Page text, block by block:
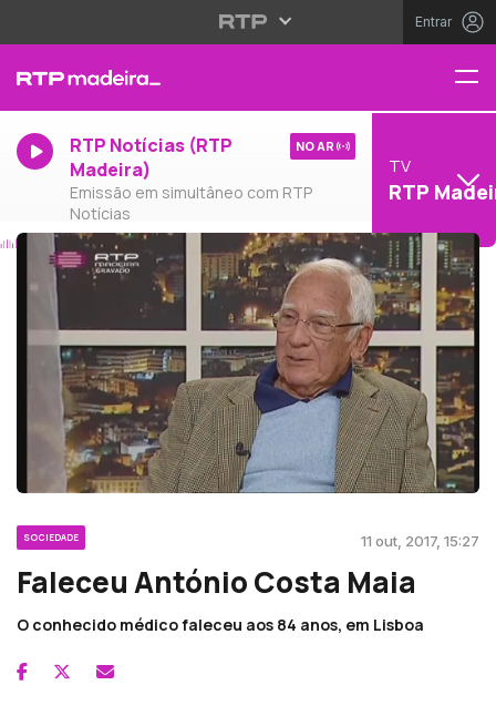
Entrar
RTP Notícias (RTP
Madeira)
Emissão em simultâneo com RTP
Notícias
NO AR
TV
RTP
SOCIEDADE 11 out, 2017, 15:27
Faleceu António Costa Maia
O conhecido médico faleceu aos 84 anos, em Lisboa